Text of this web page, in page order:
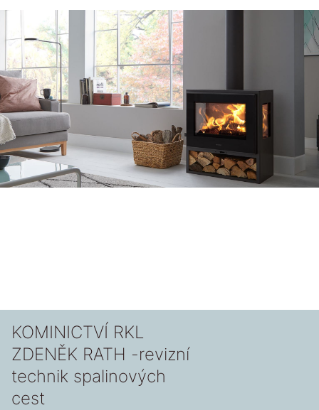
KOMINICTVÍ RKL
ZDENĚK RATH -revizní
technik spalinových
cest